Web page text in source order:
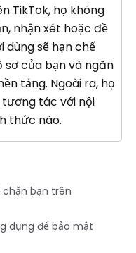
TikTok, họ không
nhận xét hoặc đề
sẽ hạn chế
sơ của bạn và ngăn
tảng. Ngoài ra, họ
tác với nội
thức nào.
bạn trên
dụng để bảo mật